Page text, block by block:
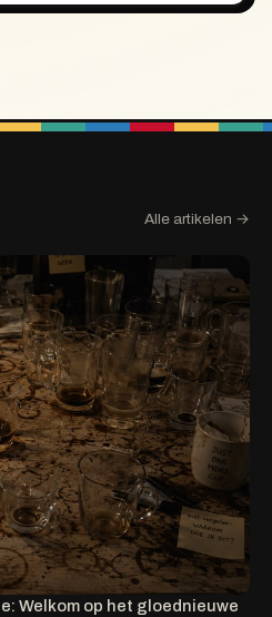
Alle artikelen →
Welkom op het gloednieuwe